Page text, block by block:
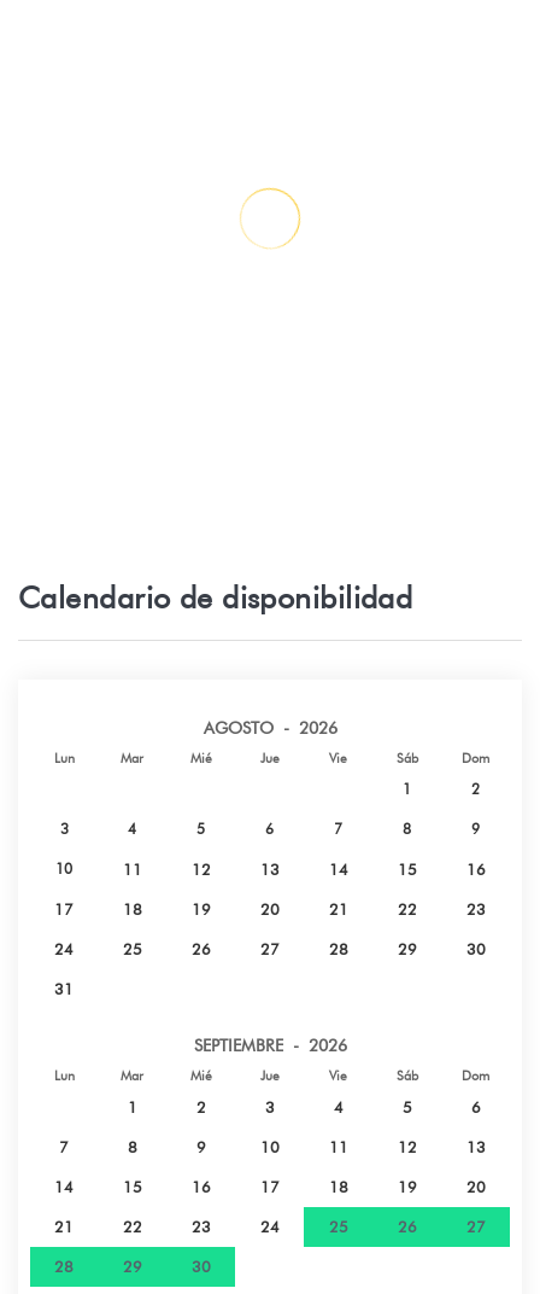
Playa de arena - PLAGE TAHARUU -
MATAEIA
13 km
Playa de arena - PLAGE ROHOTU - PAEA 16 km
Playa de arena - PLAGE VAIAVA PK 18 -
Aeropuerto - AEROPORT
INTERNATIONALE FAAA
36 km
Hospital - CLINIQUE PAOFAI - PAPEETE 39 km
Calendario de disponibilidad
AGOSTO - 2026
Lun Mar Mié Jue Vie Sáb Dom
1 2
3 4 5 6 7 8 9
10 11 12 13 14 15 16
17 18 19 20 21 22 23
24 25 26 27 28 29 30
31
SEPTIEMBRE - 2026
Lun Mar Mié Jue Vie Sáb Dom
1 2 3 4 5 6
7 8 9 10 11 12 13
14 15 16 17 18 19 20
21 22 23 24 25 26 27
28 29 30